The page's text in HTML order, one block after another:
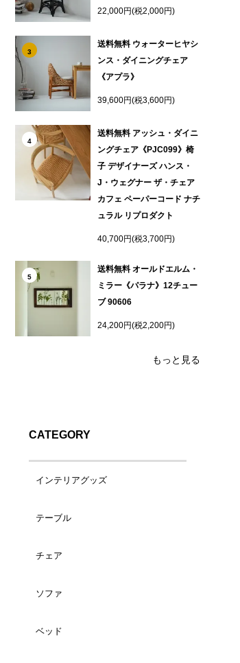
22,000円(税2,000円)
3
送料無料 ウォーターヒヤシ
ンス・ダイニングチェア
《アプラ》
39,600円(税3,600円)
4
送料無料 アッシュ・ダイニ
ングチェア《PJC099》椅
子 デザイナーズ ハンス・
J・ウェグナー ザ・チェア
カフェ ペーパーコード ナチ
ュラル リプロダクト
40,700円(税3,700円)
5
送料無料 オールドエルム・
ミラー《パラナ》12チュー
ブ 90606
24,200円(税2,200円)
もっと見る
CATEGORY
インテリアグッズ
バスケット（小）
バスケット（大）
ランドリーバスケット
テーブル
コーヒーテーブル
サイドテーブル
デスク
チェア
ダイニングチェア
カウンターチェア
ソファ
1人掛け
ベッド